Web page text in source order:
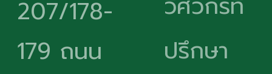
207/178-
179 ถนน
ปรึกษา